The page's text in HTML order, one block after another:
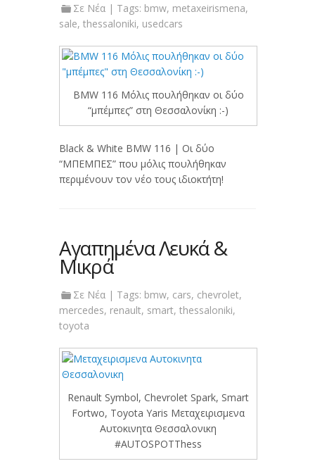
Σε Νέα| Tags: bmw, metaxeirismena,
sale, thessaloniki, usedcars
BMW 116 Μόλις πουλήθηκαν οι δύο
“μπέμπες” στη Θεσσαλονίκη :-)
Black & White BMW 116 | Οι δύο
“ΜΠΕΜΠΕΣ” που μόλις πουλήθηκαν
περιμένουν τον νέο τους ιδιοκτήτη!
Αγαπημένα Λευκά &
Μικρά
Σε Νέα| Tags: bmw, cars, chevrolet,
mercedes, renault, smart, thessaloniki,
toyota
Renault Symbol, Chevrolet Spark, Smart
Fortwo, Toyota Yaris Μεταχειρισμενα
Αυτοκινητα Θεσσαλονικη
#‎AUTOSPOTThess‬